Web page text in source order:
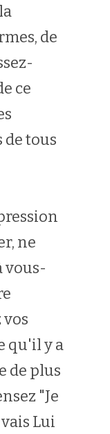
de
ce
de tous
ne
vous-
qu'il y a
de plus
"Je
Lui